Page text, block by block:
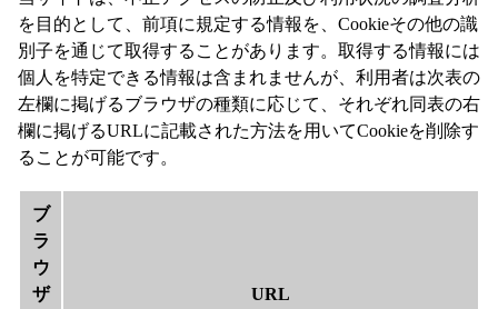
を目的として、前項に規定する情報を、Cookieその他の識
別子を通じて取得することがあります。取得する情報には
個人を特定できる情報は含まれませんが、利用者は次表の
左欄に掲げるブラウザの種類に応じて、それぞれ同表の右
欄に掲げるURLに記載された方法を用いてCookieを削除す
ることが可能です。
ブ
ラ
ウ
ザ
URL